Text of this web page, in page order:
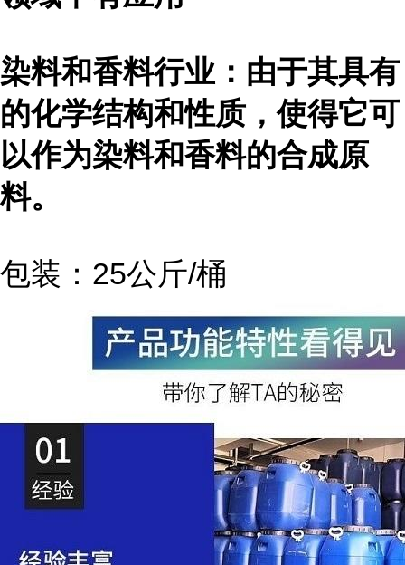
染料和香料行业：由于其具有
的化学结构和性质，使得它可
以作为染料和香料的合成原
料。
包装：25公斤/桶